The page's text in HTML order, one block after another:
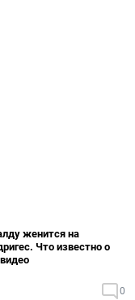
женится на
Что известно о
0